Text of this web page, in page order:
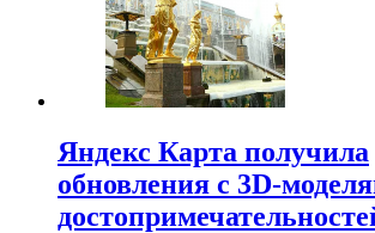
Яндекс Карта получила
обновления с 3D-